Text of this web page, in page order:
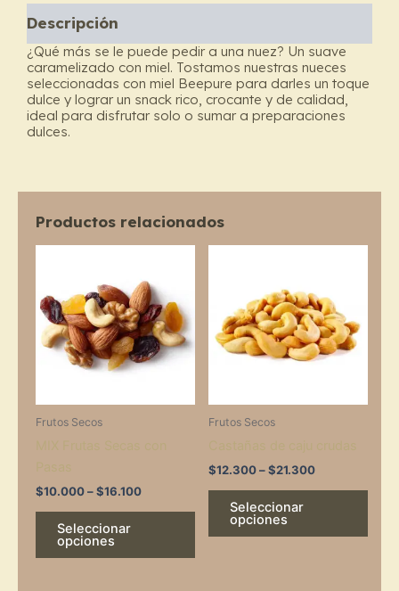
Beepure
cantidad
Descripción
¿Qué más se le puede pedir a una nuez? Un suave
caramelizado con miel. Tostamos nuestras nueces
seleccionadas con miel Beepure para darles un toque
dulce y lograr un snack rico, crocante y de calidad,
ideal para disfrutar solo o sumar a preparaciones
dulces.
Productos relacionados
Frutos Secos
$10.000–$16.100
$10.000
through
$16.100
Seleccionar
opciones
multiple
variants.
may
on
the
product
page
Frutos Secos
$12.300–$21.300
through
$21.300
Seleccionar
opciones
may
the
page